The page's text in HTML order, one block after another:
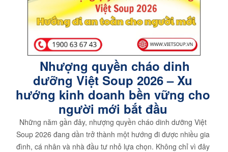
Nhượng quyền cháo dinh
dưỡng Việt Soup 2026 – Xu
hướng kinh doanh bền vững cho
người mới bắt đầu
Những năm gần đây, nhượng quyền cháo dinh dưỡng Việt
Soup 2026 đang dần trở thành một hướng đi được nhiều gia
đình, cá nhân và nhà đầu tư nhỏ lựa chọn. Không chỉ vì đây